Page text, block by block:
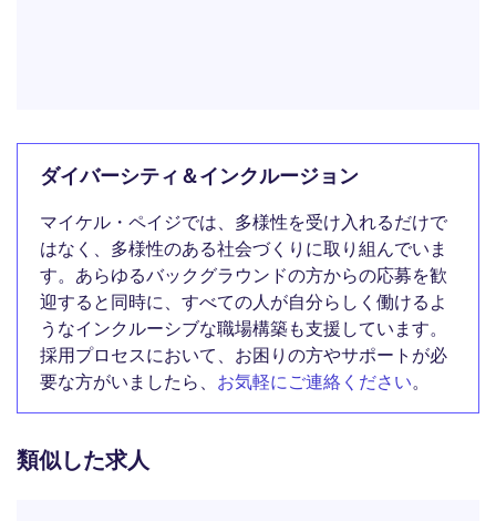
ダイバーシティ＆インクルージョン
マイケル・ペイジでは、多様性を受け入れるだけで
はなく、多様性のある社会づくりに取り組んでいま
す。あらゆるバックグラウンドの方からの応募を歓
迎すると同時に、すべての人が自分らしく働けるよ
うなインクルーシブな職場構築も支援しています。
採用プロセスにおいて、お困りの方やサポートが必
要な方がいましたら、 お気軽にご連絡ください。
類似した求人